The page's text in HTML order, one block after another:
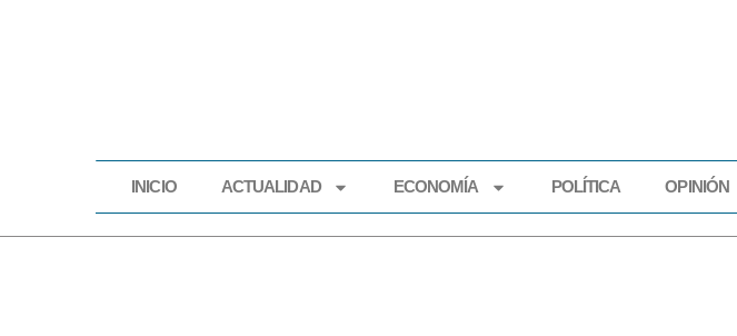
INICIO ACTUALIDAD ECONOMÍA POLÍTICA OPINIÓN